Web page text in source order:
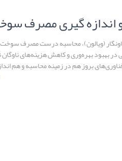
اندازه گیری مصرف
(ویالون)، محاسبه درست مصرف سوخت
بهبود بهره‌وری و کاهش هزینه‌های
فناوری‌های بروز هم در زمینه محاسبه و